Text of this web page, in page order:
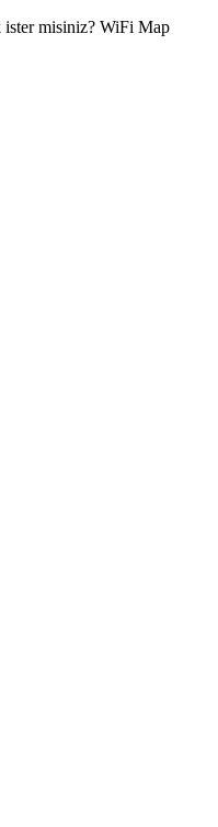
ister misiniz? WiFi Map